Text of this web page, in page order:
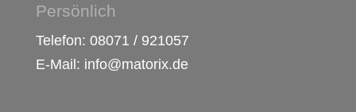
Persönlich
Telefon: 08071 / 921057
E-Mail: info@matorix.de